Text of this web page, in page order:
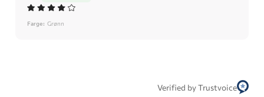
Farge: Grønn
Verified by Trustvoice